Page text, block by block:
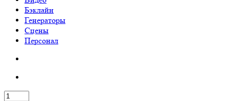
Бэклайн
Генераторы
Сцены
Персонал